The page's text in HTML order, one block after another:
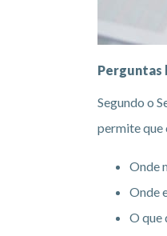
Perguntas
Segundo o
permite que
Onde
Onde
O que